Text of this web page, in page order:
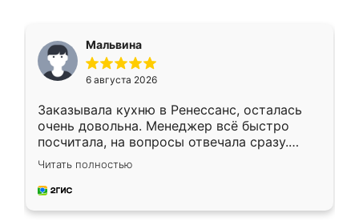
Мальвина
6 августа 2026
Заказывала кухню в Ренессанс, осталась
очень довольна. Менеджер всё быстро
посчитала, на вопросы отвечала сразу.
Замерщик приехал в субботу, подошёл к
делу со всей ответственностью. Собрали
за день, ребята работали аккуратно, даже
Читать полностью